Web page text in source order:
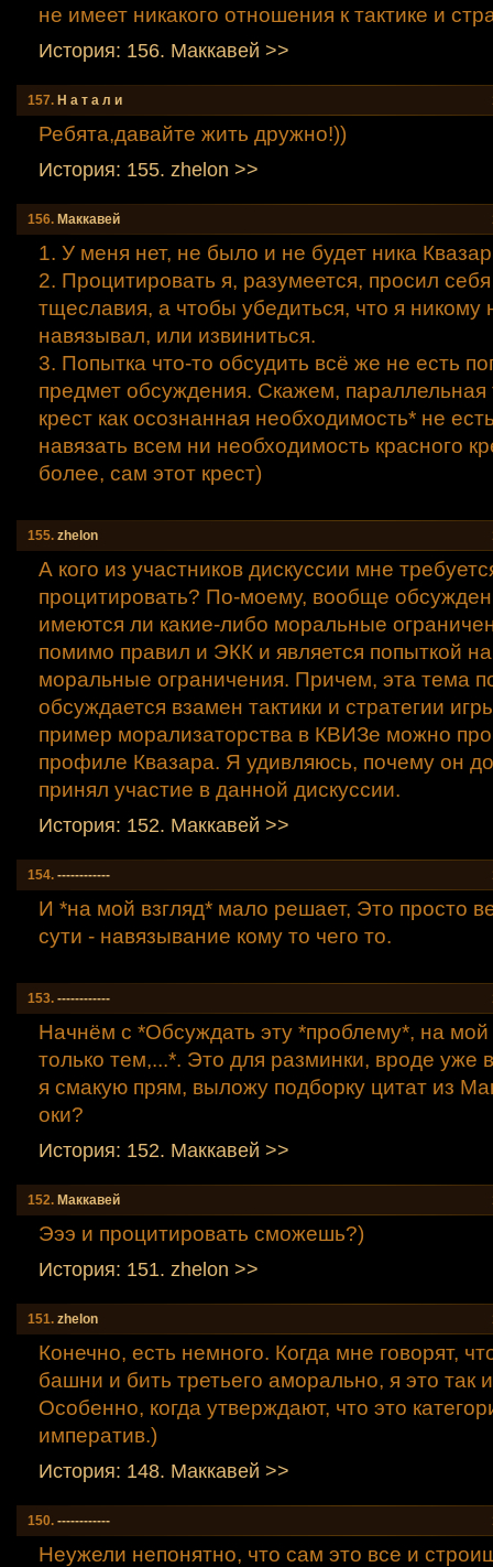
не имеет никакого отношения к тактике и
История: 156. Маккавей >>
157. Н а т а л и
Ребята,давайте жить дружно!))
История: 155. zhelon >>
156. Маккавей
1. У меня нет, не было и не будет ника
2. Процитировать я, разумеется, просил
тщеславия, а чтобы убедиться, что я никому
навязывал, или извиниться.
3. Попытка что-то обсудить всё же не есть
предмет обсуждения. Скажем,
крест как осознанная необходимость* не
навязать всем ни необходимость красного
более, сам этот крест)
155. zhelon
А кого из участников дискуссии мне
процитировать? По-моему, вообще
имеются ли какие-либо моральные
помимо правил и ЭКК и является попыткой
моральные ограничения. Причем, эта тема
обсуждается взамен тактики и стратегии
пример морализаторства в КВИЗе можно
профиле Квазара. Я удивляюсь, почему он
принял участие в данной дискуссии.
История: 152. Маккавей >>
154. ------------
И *на мой взгляд* мало решает, Это просто
сути - навязывание кому то чего то.
153. ------------
Начнём с *Обсуждать эту *проблему*, на мой
только тем,...*. Это для разминки, вроде уже
я смакую прям, выложу подборку цитат из
оки?
История: 152. Маккавей >>
152. Маккавей
Эээ и процитировать сможешь?)
История: 151. zhelon >>
151. zhelon
Конечно, есть немного. Когда мне говорят,
башни и бить третьего аморально, я это так
Особенно, когда утверждают, что это
императив.)
История: 148. Маккавей >>
150. ------------
Неужели непонятно, что сам это все и